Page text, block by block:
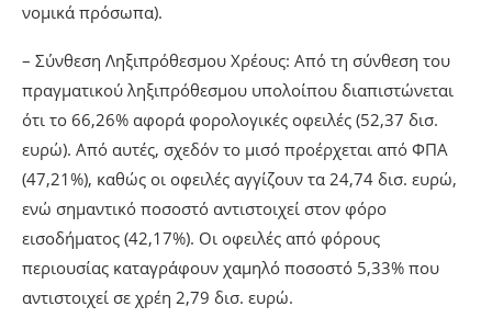
νομικά πρόσωπα).
– Σύνθεση Ληξιπρόθεσμου Χρέους: Από τη σύνθεση του
πραγματικού ληξιπρόθεσμου υπολοίπου διαπιστώνεται
ότι το 66,26% αφορά φορολογικές οφειλές (52,37 δισ.
ευρώ). Από αυτές, σχεδόν το μισό προέρχεται από ΦΠΑ
(47,21%), καθώς οι οφειλές αγγίζουν τα 24,74 δισ. ευρώ,
ενώ σημαντικό ποσοστό αντιστοιχεί στον φόρο
εισοδήματος (42,17%). Οι οφειλές από φόρους
περιουσίας καταγράφουν χαμηλό ποσοστό 5,33% που
αντιστοιχεί σε χρέη 2,79 δισ. ευρώ.